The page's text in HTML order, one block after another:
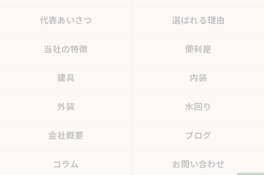
代表あいさつ 選ばれる理由
当社の特徴 便利屋
建具 内装
外装 水回り
会社概要 ブログ
コラム お問い合わせ